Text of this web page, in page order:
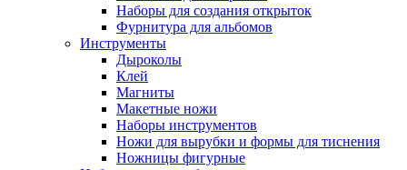
Наборы для создания открыток
Фурнитура для альбомов
Инструменты
Дыроколы
Клей
Магниты
Макетные ножи
Наборы инструментов
Ножи для вырубки и формы для тиснения
Ножницы фигурные